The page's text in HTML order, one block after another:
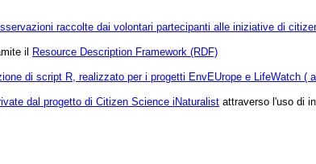
raccolte dai volontari partecipanti alle iniziative di
il Resource Description Framework (RDF)
di script R, realizzato per i progetti EnvEUrope e LifeWatch (
dal progetto di Citizen Science iNaturalist attraverso l'uso di